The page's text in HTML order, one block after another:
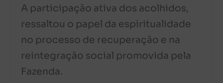
A participação ativa dos acolhidos,
ressaltou o papel da espiritualidade
no processo de recuperação e na
reintegração social promovida pela
Fazenda.